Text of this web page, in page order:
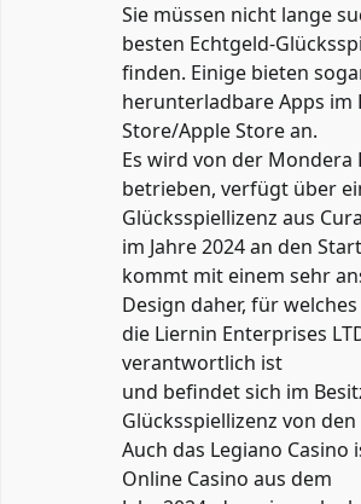
Sie müssen nicht lange
besten Echtgeld-
finden. Einige bieten
herunterladbare Apps im
Store/Apple Store an.
Es wird von der Mondera
betrieben, verfügt über
Glücksspiellizenz aus
im Jahre 2024 an den
kommt mit einem sehr
Design daher, für welches
die Liernin Enterprises
verantwortlich ist
und befindet sich im
Glücksspiellizenz von
Auch das Legiano Casino
Online Casino aus dem